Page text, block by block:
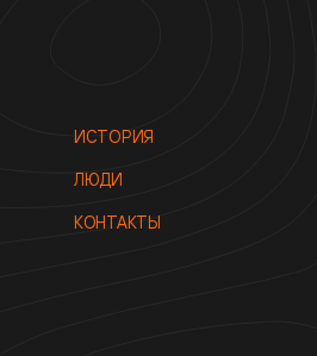
ИСТОРИЯ
ЛЮДИ
КОНТАКТЫ